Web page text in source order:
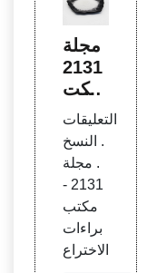
مجلة
2131
- مكت
ب برا
ءات ا
لاخترا
ع
التعليقات
. النسخ
. مجلة
2131 -
مكتب
براءات
الاختراع